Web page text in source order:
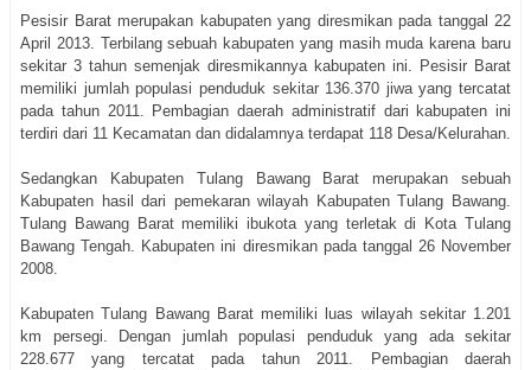
Pesisir Barat merupakan kabupaten yang diresmikan pada tanggal 22
April 2013. Terbilang sebuah kabupaten yang masih muda karena baru
sekitar 3 tahun semenjak diresmikannya kabupaten ini. Pesisir Barat
memiliki jumlah populasi penduduk sekitar 136.370 jiwa yang tercatat
pada tahun 2011. Pembagian daerah administratif dari kabupaten ini
terdiri dari 11 Kecamatan dan didalamnya terdapat 118 Desa/Kelurahan.
Sedangkan Kabupaten Tulang Bawang Barat merupakan sebuah
Kabupaten hasil dari pemekaran wilayah Kabupaten Tulang Bawang.
Tulang Bawang Barat memiliki ibukota yang terletak di Kota Tulang
Bawang Tengah. Kabupaten ini diresmikan pada tanggal 26 November
2008.
Kabupaten Tulang Bawang Barat memiliki luas wilayah sekitar 1.201
km persegi. Dengan jumlah populasi penduduk yang ada sekitar
228.677 yang tercatat pada tahun 2011. Pembagian daerah